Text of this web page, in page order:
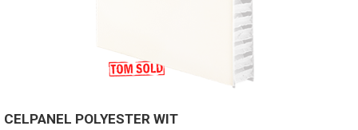
CELPANEL POLYESTER WIT